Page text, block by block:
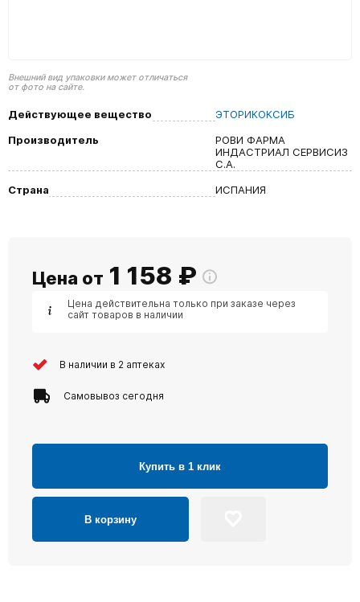
Внешний вид упаковки может отличаться
от фото на сайте.
Действующее вещество
ЭТОРИКОКСИБ
Производитель
РОВИ ФАРМА
ИНДАСТРИАЛ СЕРВИСИЗ
С.А.
Страна
ИСПАНИЯ
Цена от 1 158 ₽
Цена действительна только при заказе через
сайт товаров в наличии
В наличии в 2 аптеках
Самовывоз сегодня
Купить в 1 клик
В корзину